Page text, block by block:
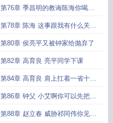
帮派的帮
第76章 季昌明的教诲陈海你喝醉
了什么都不知道
第78章 陈海 这事跟我有什么关系
我就陪你喝了点酒
第80章 侯亮平又被钟家给抛弃了
第82章 高育良 亮平同学下课
第84章 高育良 肩上扛着一省十三
市我是如履薄冰啊
第86章 钟父 小艾啊你可以先把感
情投入到工作上面
第88章 赵立春 威胁祁同伟你见过